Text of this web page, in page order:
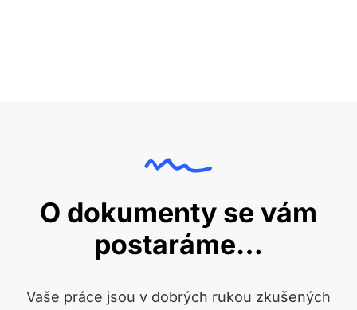
O dokumenty se vám
postaráme…
Vaše práce jsou v dobrých rukou zkušených